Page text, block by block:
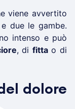
viene avvertito
due le gambe.
intenso e può
, di fittao di
dolore